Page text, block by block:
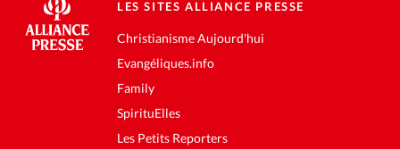
LES SITES ALLIANCE PRESSE
Christianisme Aujourd'hui
Evangéliques.info
Family
SpirituElles
Les Petits Reporters